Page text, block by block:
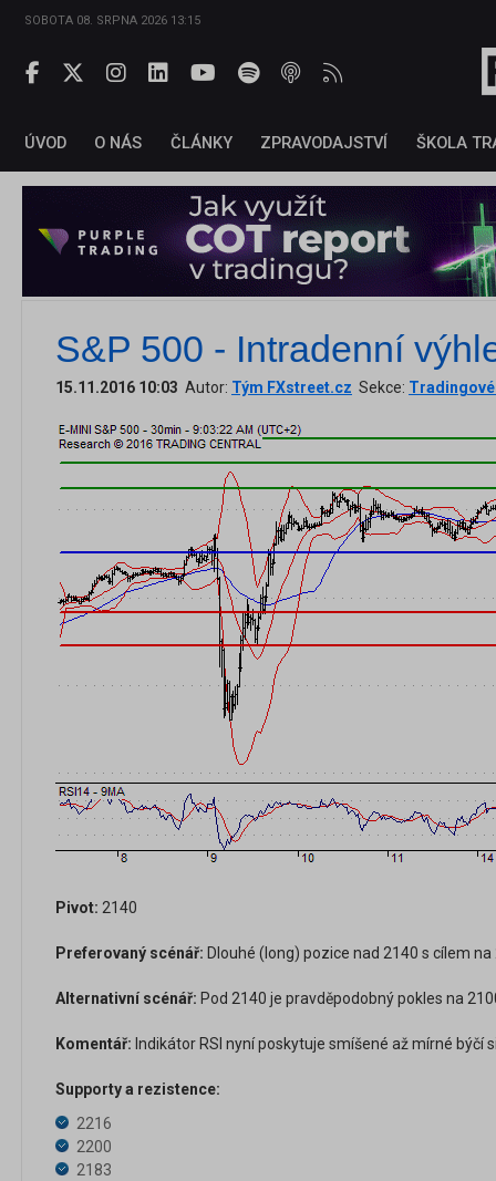
SOBOTA 08. SRPNA 2026 13:15
ÚVOD O NÁS ČLÁNKY ZPRAVODAJSTVÍ ŠKOLA
S&P 500 - Intradenní
15.11.2016 10:03 Autor: Tým FXstreet.cz Sekce: Tradingové
Pivot: 2140
Preferovaný scénář: Dlouhé (long) pozice nad 2140 s cílem
Alternativní scénář: Pod 2140 je pravděpodobný pokles na
Komentář: Indikátor RSI nyní poskytuje smíšené až mírné býčí
Supporty a rezistence:
2216
2200
2183